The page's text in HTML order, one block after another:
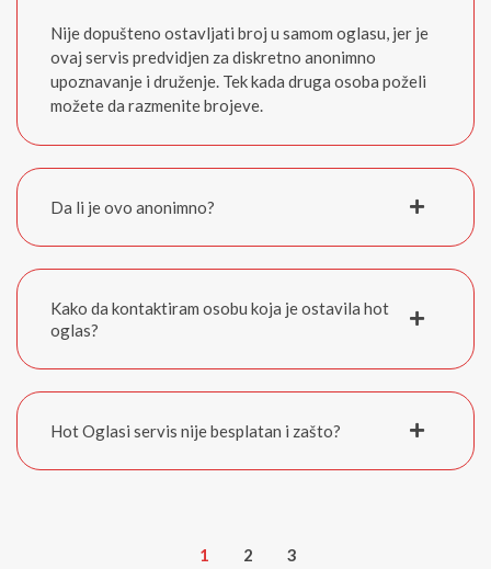
Nije dopušteno ostavljati broj u samom oglasu, jer je
ovaj servis predvidjen za diskretno anonimno
upoznavanje i druženje. Tek kada druga osoba poželi
možete da razmenite brojeve.
Da li je ovo anonimno?
Kako da kontaktiram osobu koja je ostavila hot
oglas?
Hot Oglasi servis nije besplatan i zašto?
1 2 3